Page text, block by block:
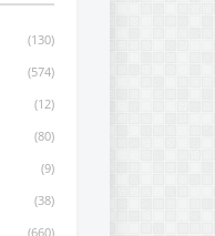
(130)
(574)
(12)
(80)
(9)
(38)
(660)